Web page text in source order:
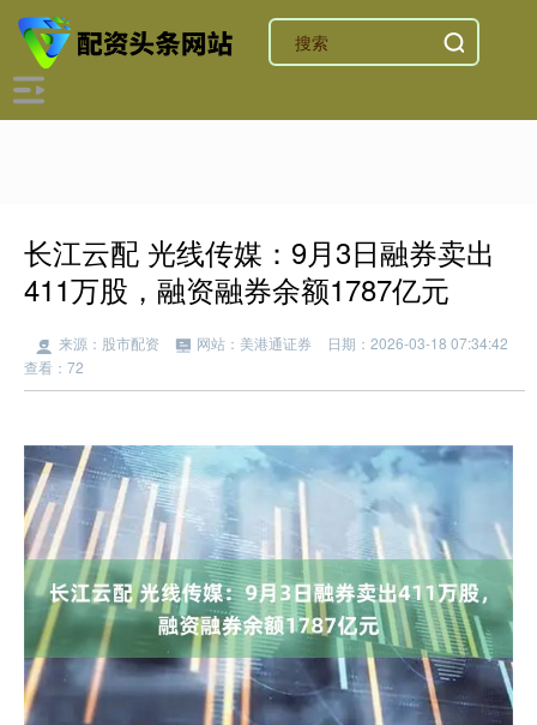
长江云配 光线传媒：9月3日融券卖出
411万股，融资融券余额1787亿元
来源：股市配资 网站：美港通证券
日期：2026-03-18 07:34:42
查看：72